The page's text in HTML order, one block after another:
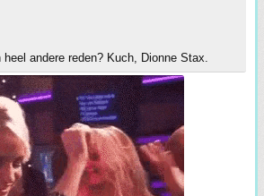
heel andere reden? Kuch, Dionne Stax.